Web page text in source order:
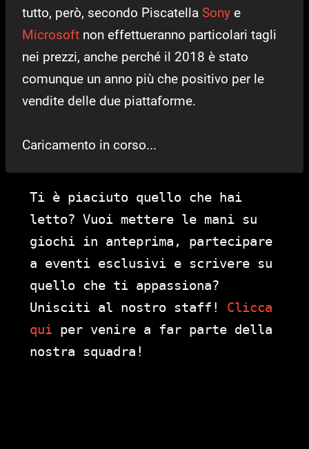
tutto, però, secondo Piscatella Sony e
Microsoft non effettueranno particolari tagli
nei prezzi, anche perché il 2018 è stato
comunque un anno più che positivo per le
vendite delle due piattaforme.
Caricamento in corso...
Ti è piaciuto quello che hai
letto? Vuoi mettere le mani su
giochi in anteprima, partecipare
a eventi esclusivi e scrivere su
quello che ti appassiona?
Unisciti al nostro staff! Clicca
qui per venire a far parte della
nostra squadra!